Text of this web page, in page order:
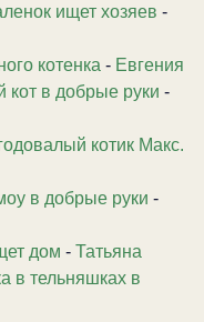
ищет хозяев -
котенка - Евгения
кот в добрые руки -
котик Макс.
в добрые руки -
дом - Татьяна
в тельняшках в